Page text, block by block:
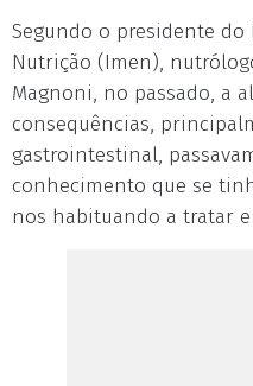
Segundo o presidente
Nutrição (Imen),
Magnoni, no passado, a
consequências,
gastrointestinal,
conhecimento que se
nos habituando a tratar